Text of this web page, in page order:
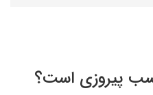
پیروزی است؟